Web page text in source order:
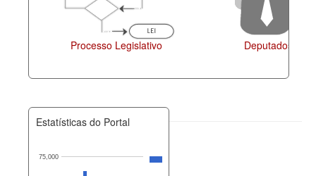
Processo Legislativo Deputados
Estatísticas do Portal
75,000